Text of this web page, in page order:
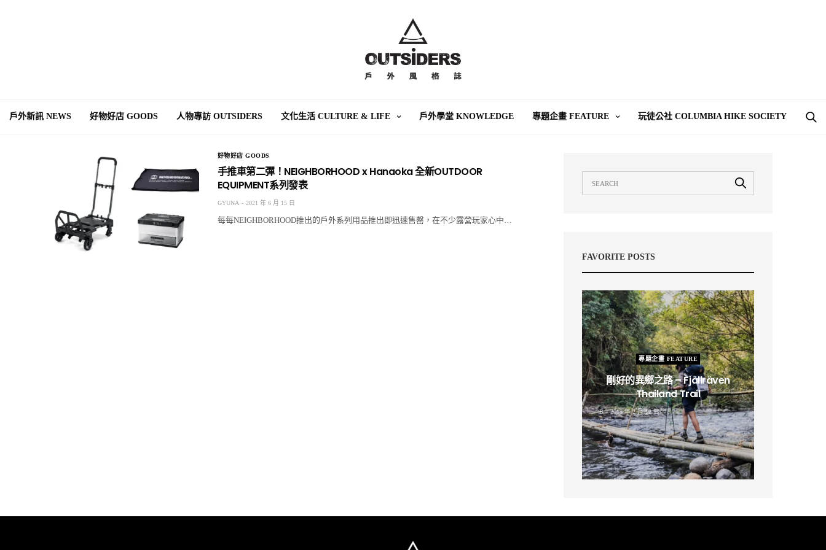
戶外新訊 NEWS 好物好店 GOODS 人物專訪 OUTSIDERS 文化生活 CULTURE & LIFE 戶外學堂 KNOWLEDGE 專題企畫 FEATURE 玩徒公社 COLUMBIA HIKE SOCIETY
好物好店 GOODS
手推車第二彈！NEIGHBORHOOD x Hanaoka 全新OUTDOOR
EQUIPMENT系列發表
GYUNA 2021 年 6 月 15 日
每每NEIGHBORHOOD推出的戶外系列用品推出即迅速售罄，在不少露營玩家心中…
FAVORITE POSTS
專題企畫 FEATURE
剛好的異鄉之路 – Fjällräven
Thailand Trail
B 2019 年 2 月 12 日